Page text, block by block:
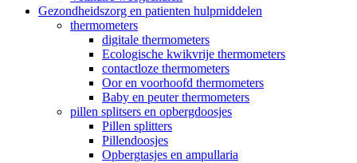
Gezondheidszorg en patienten hulpmiddelen
thermometers
digitale thermometers
Ecologische kwikvrije thermometers
contactloze thermometers
Oor en voorhoofd thermometers
Baby en peuter thermometers
pillen splitsers en opbergdoosjes
Pillen splitters
Pillendoosjes
Opbergtasjes en ampullaria